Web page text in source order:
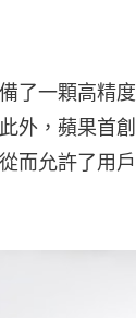
了一顆高精
外，蘋果首
而允許了用